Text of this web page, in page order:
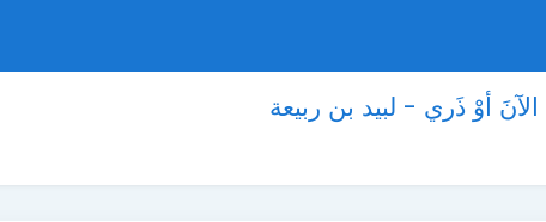
أوْ ذَري - لبيد بن ربيعة